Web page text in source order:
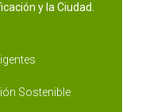
y la Ciudad.
Sostenible